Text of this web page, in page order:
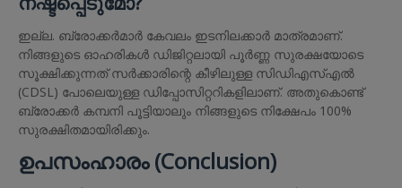
ഇല്ല. ബ്രോക്കർമാർ കേവലം ഇടനിലക്കാർ മാത്രമാണ്.
നിങ്ങളുടെ ഓഹരികൾ ഡിജിറ്റലായി പൂർണ്ണ സുരക്ഷയോടെ
സൂക്ഷിക്കുന്നത് സർക്കാരിന്റെ കീഴിലുള്ള സിഡിഎസ്എൽ
(CDSL) പോലെയുള്ള ഡിപ്പോസിറ്ററികളിലാണ്. അതുകൊണ്ട്
ബ്രോക്കർ കമ്പനി പൂട്ടിയാലും നിങ്ങളുടെ നിക്ഷേപം 100%
സുരക്ഷിതമായിരിക്കും.
ഉപസംഹാരം (Conclusion)